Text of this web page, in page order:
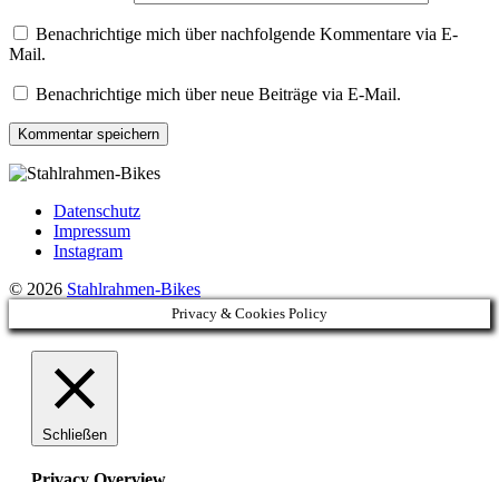
Benachrichtige mich über nachfolgende Kommentare via E-
Mail.
Benachrichtige mich über neue Beiträge via E-Mail.
Datenschutz
Impressum
Instagram
© 2026 Stahlrahmen-Bikes
Privacy & Cookies Policy
Schließen